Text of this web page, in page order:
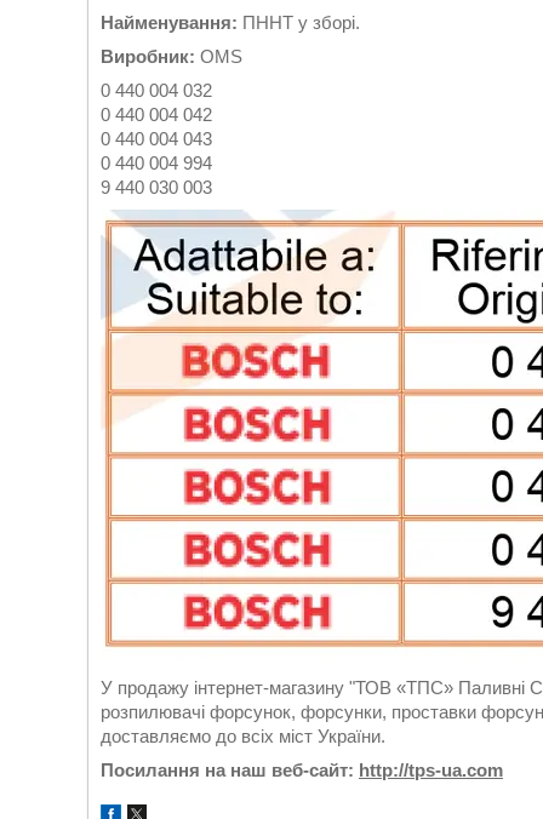
Найменування: ПННТ у зборі.
Виробник: OMS
0 440 004 032
0 440 004 042
0 440 004 043
0 440 004 994
9 440 030 003
У продажу інтернет-магазину "ТОВ «ТПС» Паливні
розпилювачі форсунок, форсунки, проставки
доставляємо до всіх міст України.
Посилання на наш веб-сайт: http://tps-ua.com